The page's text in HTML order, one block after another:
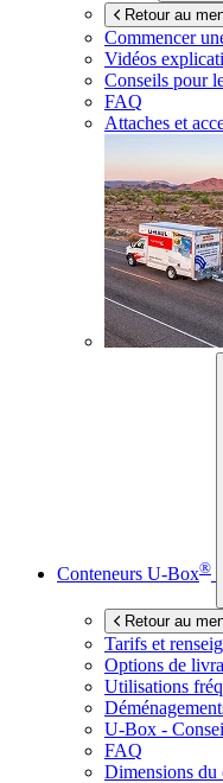
Retour au
Commencer
Vidéos
Conseils pour
FAQ
Attaches et
Conteneurs U-Box®
Retour au
Tarifs et
Options de
Utilisations
U-Box -
FAQ
Dimensions du